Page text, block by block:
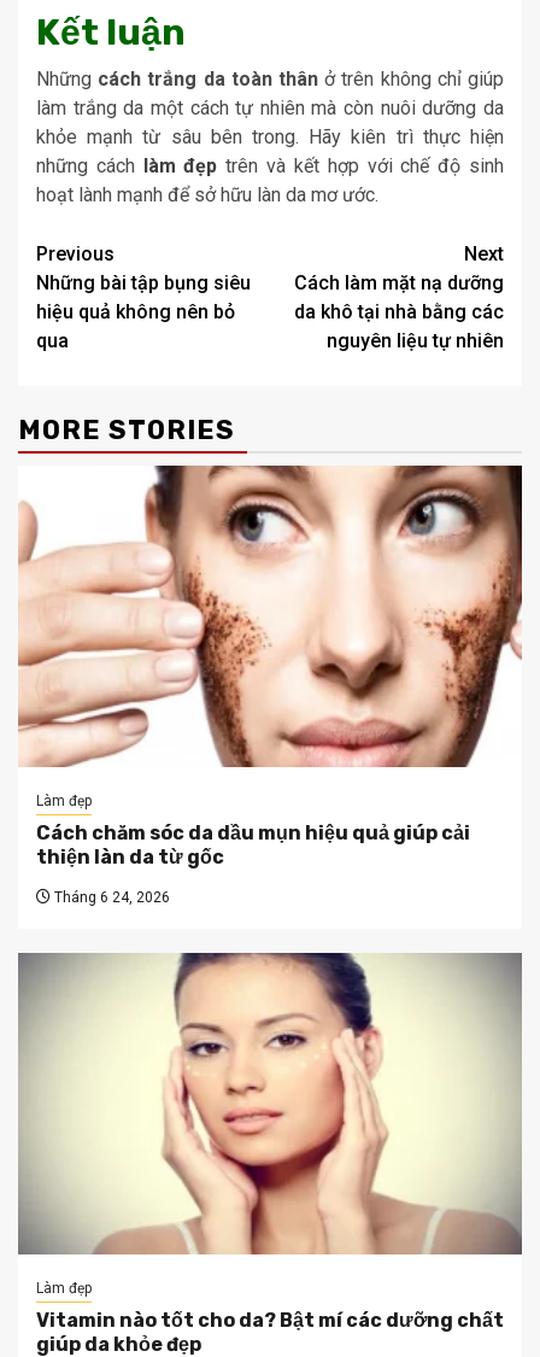
Kết luận
Những cách trắng da toàn thân ở trên không chỉ giúp
làm trắng da một cách tự nhiên mà còn nuôi dưỡng da
khỏe mạnh từ sâu bên trong. Hãy kiên trì thực hiện
những cách làm đẹp trên và kết hợp với chế độ sinh
hoạt lành mạnh để sở hữu làn da mơ ước.
Post
navigation
Previous
Những bài tập bụng siêu
hiệu quả không nên bỏ
qua
Next
Cách làm mặt nạ dưỡng
da khô tại nhà bằng các
nguyên liệu tự nhiên
MORE STORIES
Làm đẹp
Cách chăm sóc da dầu mụn hiệu quả giúp cải
thiện làn da từ gốc
Tháng 6 24, 2026
Làm đẹp
Vitamin nào tốt cho da? Bật mí các dưỡng chất
giúp da khỏe đẹp